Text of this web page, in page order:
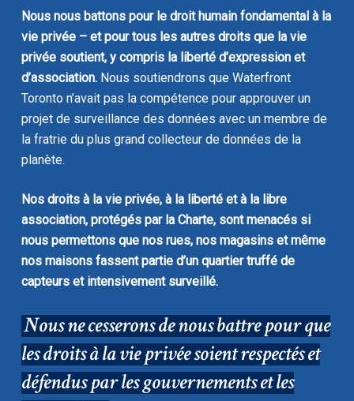
Nous nous battons pour le droit humain fondamental à la
vie privée – et pour tous les autres droits que la vie
privée soutient, y compris la liberté d’expression et
d’association. Nous soutiendrons que Waterfront
Toronto n’avait pas la compétence pour approuver un
projet de surveillance des données avec un membre de
la fratrie du plus grand collecteur de données de la
planète.
Nos droits à la vie privée, à la liberté et à la libre
association, protégés par la Charte, sont menacés si
nous permettons que nos rues, nos magasins et même
nos maisons fassent partie d’un quartier truffé de
capteurs et intensivement surveillé.
Nous ne cesserons de nous battre pour que
les droits à la vie privée soient respectés et
défendus par les gouvernements et les